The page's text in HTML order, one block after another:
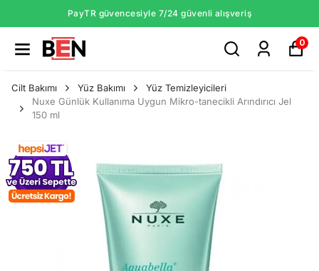
PayTR güvencesiyle 7/24 güvenli alışveriş
0
Cilt Bakımı Yüz Bakımı
Yüz Temizleyicileri
Nuxe Günlük Kullanıma Uygun Mikro-tanecikli Arındırıcı Jel
150 ml